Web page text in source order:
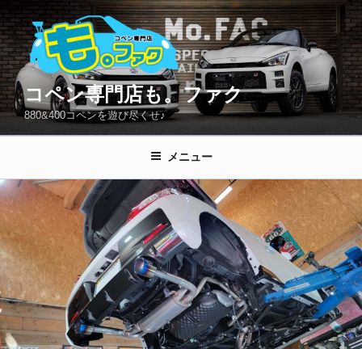
ン
テ
ン
ツ
へ
プ
コペン専門店も。ファク
880&400コペンを遊び尽くせ♪
メニュー